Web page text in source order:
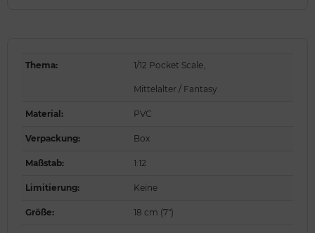
Thema: 1/12 Pocket Scale
Mittelalter / Fantasy
Material: PVC
Verpackung: Box
Maßstab: 1:12
Limitierung: Keine
Größe: 18 cm (7")